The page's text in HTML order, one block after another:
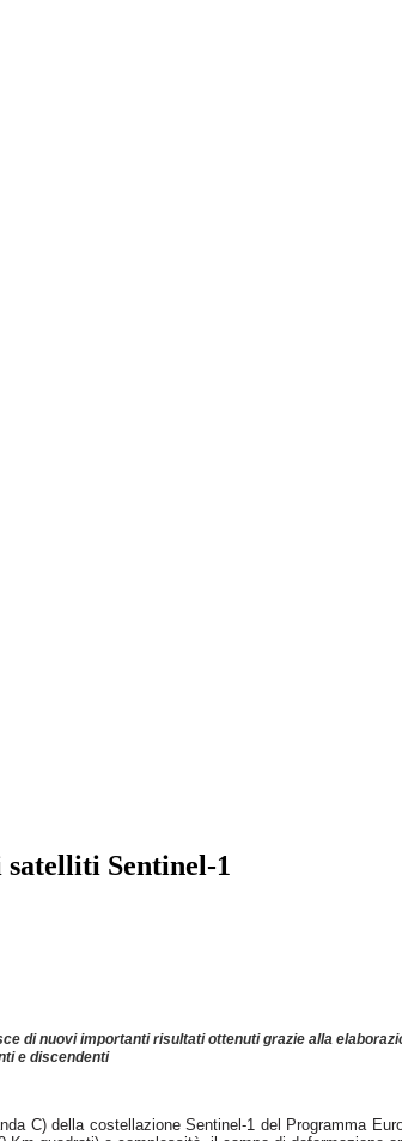
Sentinel-1
di nuovi importanti risultati ottenuti grazie alla
e discendenti
C) della costellazione Sentinel-1 del Programma